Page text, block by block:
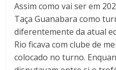
Assim como vai ser em
Taça Guanabara como
diferentemente da atual
Rio ficava com clube de
colocado no turno.